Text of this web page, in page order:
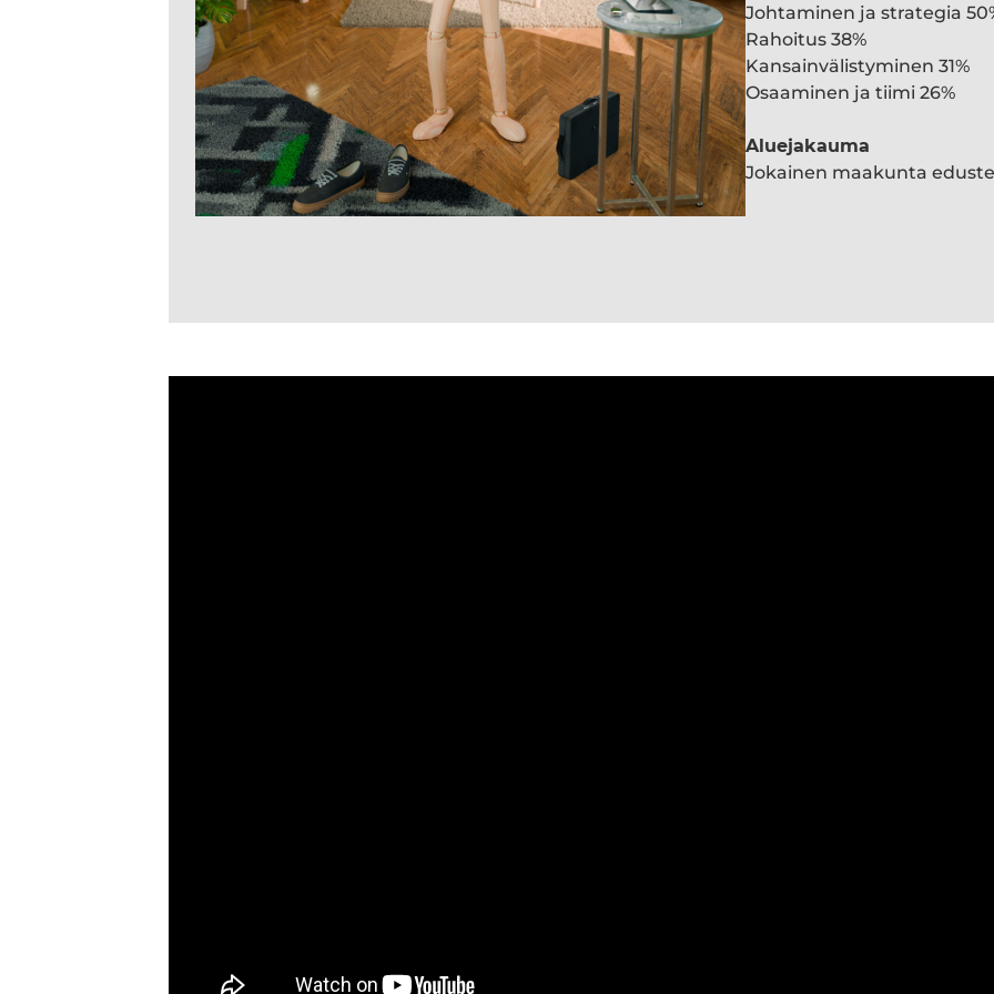
Johtaminen ja strategia
Rahoitus 38%
Kansainvälistyminen 31%
Osaaminen ja tiimi 26%
Aluejakauma
Jokainen maakunta